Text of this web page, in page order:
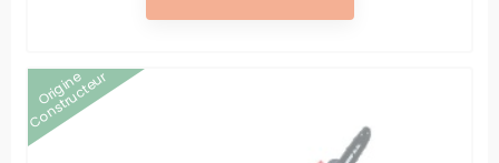
Origine
Constructeur